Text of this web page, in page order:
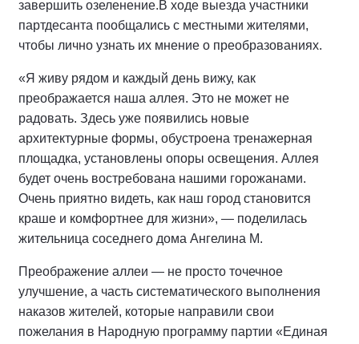
завершить озеленение.В ходе выезда участники
партдесанта пообщались с местными жителями,
чтобы лично узнать их мнение о преобразованиях.
«Я живу рядом и каждый день вижу, как
преображается наша аллея. Это не может не
радовать. Здесь уже появились новые
архитектурные формы, обустроена тренажерная
площадка, установлены опоры освещения. Аллея
будет очень востребована нашими горожанами.
Очень приятно видеть, как наш город становится
краше и комфортнее для жизни», — поделилась
жительница соседнего дома Ангелина М.
Преображение аллеи — не просто точечное
улучшение, а часть систематического выполнения
наказов жителей, которые направили свои
пожелания в Народную программу партии «Единая